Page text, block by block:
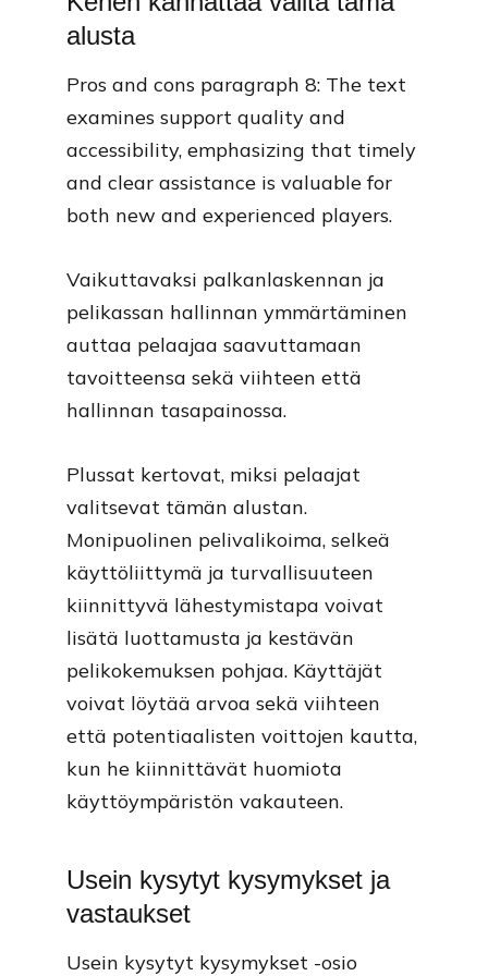
alusta
Pros and cons paragraph 8: The text
examines support quality and
accessibility, emphasizing that timely
and clear assistance is valuable for
both new and experienced players.
Vaikuttavaksi palkanlaskennan ja
pelikassan hallinnan ymmärtäminen
auttaa pelaajaa saavuttamaan
tavoitteensa sekä viihteen että
hallinnan tasapainossa.
Plussat kertovat, miksi pelaajat
valitsevat tämän alustan.
Monipuolinen pelivalikoima, selkeä
käyttöliittymä ja turvallisuuteen
kiinnittyvä lähestymistapa voivat
lisätä luottamusta ja kestävän
pelikokemuksen pohjaa. Käyttäjät
voivat löytää arvoa sekä viihteen
että potentiaalisten voittojen kautta,
kun he kiinnittävät huomiota
käyttöympäristön vakauteen.
Usein kysytyt kysymykset ja
vastaukset
Usein kysytyt kysymykset -osio